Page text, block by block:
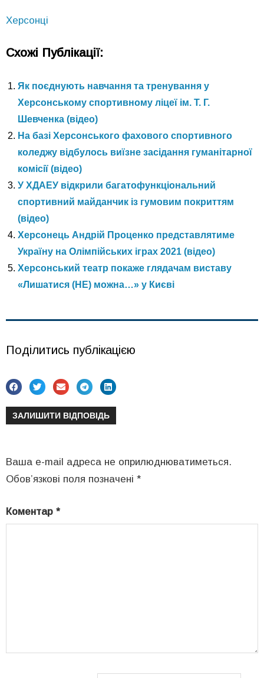
Херсонці
Схожі Публікації:
Як поєднують навчання та тренування у
Херсонському спортивному ліцеї ім. Т. Г.
Шевченка (відео)
На базі Херсонського фахового спортивного
коледжу відбулось виїзне засідання гуманітарної
комісії (відео)
У ХДАЕУ відкрили багатофункціональний
спортивний майданчик із гумовим покриттям
(відео)
Херсонець Андрій Проценко представлятиме
Україну на Олімпійських іграх 2021 (відео)
Херсонський театр покаже глядачам виставу
«Лишатися (НЕ) можна…» у Києві
Поділитись публікацією
ЗАЛИШИТИ ВІДПОВІДЬ
Ваша e-mail адреса не оприлюднюватиметься.
Обов’язкові поля позначені *
Коментар *